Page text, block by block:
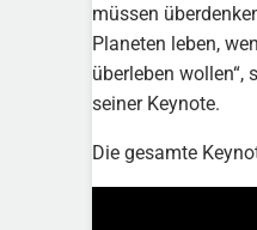
müssen
Planeten leben,
überleben wollen“,
seiner Keynote.
Die gesamte